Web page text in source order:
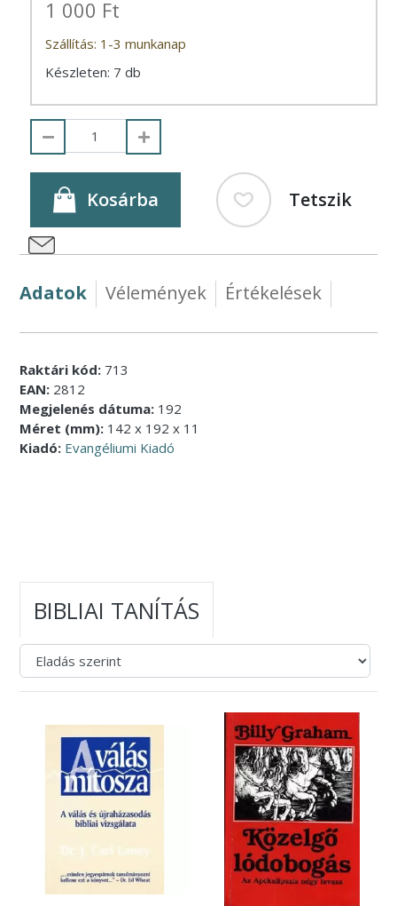
1 000 Ft
Szállítás: 1-3 munkanap
Készleten: 7 db
Kosárba Tetszik
Adatok Vélemények Értékelések
Raktári kód: 713
EAN: 2812
Megjelenés dátuma: 192
Méret (mm): 142 x 192 x 11
Kiadó: Evangéliumi Kiadó
BIBLIAI TANÍTÁS